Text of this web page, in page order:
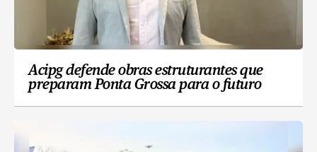
Acipg defende obras estruturantes que
preparam Ponta Grossa para o futuro